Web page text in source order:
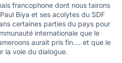
francophone dont nous tairons
Biya et ses acolytes du SDF
certaines parties du pays pour
internationale que le
aurait pris fin…. et que le
la voie du dialogue.